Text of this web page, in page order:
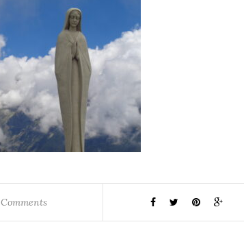
Comments